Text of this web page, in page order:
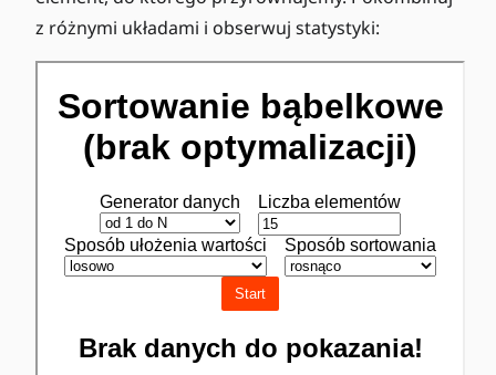
z różnymi układami i obserwuj statystyki: